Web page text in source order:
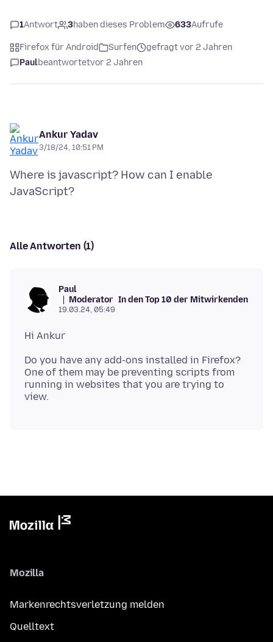
1Antwort 3haben dieses Problem 633Aufrufe
Firefox für Android Surfen
gefragt vor 2 Jahren
Paulbeantwortetvor 2 Jahren
Ankur Yadav
3/18/24, 10:51 PM
Where is javascript? How can I enable
Alle Antworten (1)
Paul
Moderator In den Top 10 der Mitwirkenden
19.03.24, 05:49
Do you have any add-ons installed in Firefox?
One of them may be preventing scripts from
running in websites that you are trying to
Mozilla
Markenrechtsverletzung melden
Quelltext